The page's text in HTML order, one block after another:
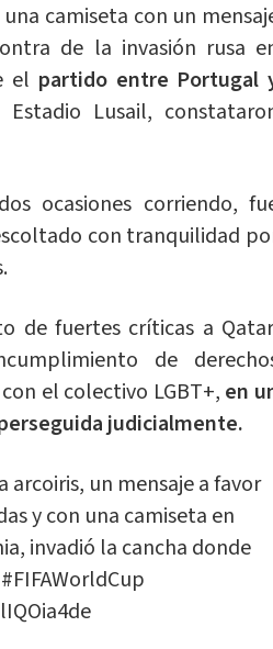
camiseta con un
de la invasión rusa
el partido entre Portugal
Lusail,
ocasiones corriendo,
con tranquilidad
de fuertes críticas a
de
el colectivo LGBT+, en
judicialmente.
un mensaje a favor
y con una camiseta en
, invadió la cancha donde
#FIFAWorldCup